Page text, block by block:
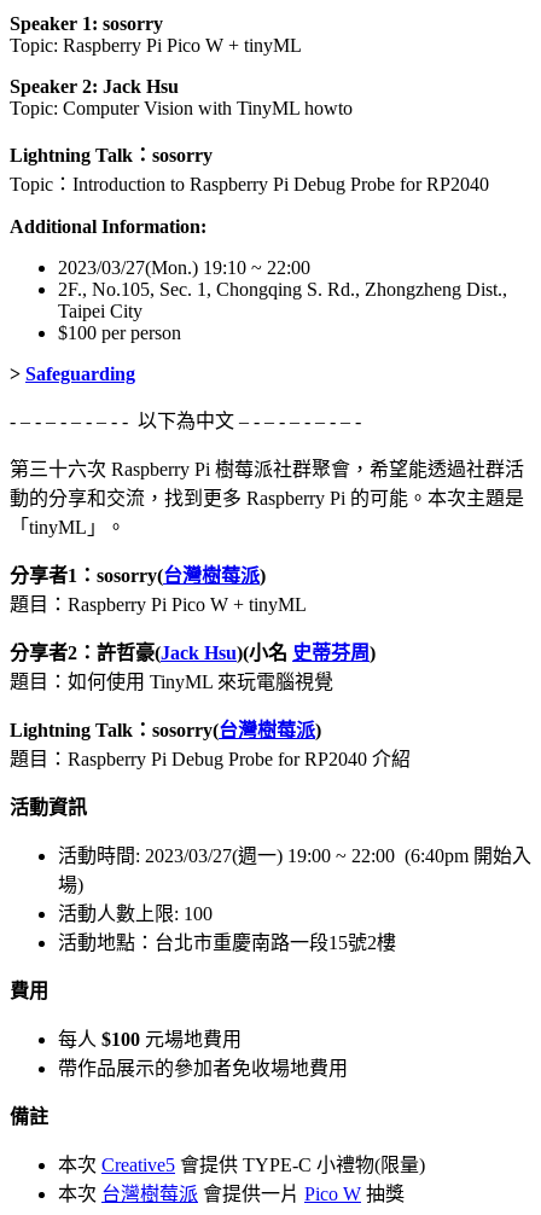
Speaker 1: sosorry
Topic: Raspberry Pi Pico W + tinyML
Speaker 2: Jack Hsu
Topic: Computer Vision with TinyML howto
Lightning Talk：sosorry
Topic：Introduction to Raspberry Pi Debug Probe for RP2040
Additional Information:
2023/03/27(Mon.) 19:10 ~ 22:00
2F., No.105, Sec. 1, Chongqing S. Rd., Zhongzheng Dist.,
Taipei City
$100 per person
> Safeguarding
- – - – - – - – - - 以下為中文 – - – - – - – - – -
第三十六次 Raspberry Pi 樹莓派社群聚會，希望能透過社群活
動的分享和交流，找到更多 Raspberry Pi 的可能。本次主題是
「tinyML」。
分享者1：sosorry(台灣樹莓派)
題目：Raspberry Pi Pico W + tinyML
分享者2：許哲豪(Jack Hsu)(小名 史蒂芬周)
題目：如何使用 TinyML 來玩電腦視覺
Lightning Talk：sosorry(台灣樹莓派)
題目：Raspberry Pi Debug Probe for RP2040 介紹
活動資訊
活動時間: 2023/03/27(週一) 19:00 ~ 22:00 (6:40pm 開始入
場)
活動人數上限: 100
活動地點：台北市重慶南路一段15號2樓
費用
每人 $100 元場地費用
帶作品展示的參加者免收場地費用
備註
本次 Creative5 會提供 TYPE-C 小禮物(限量)
本次 台灣樹莓派 會提供一片 Pico W 抽獎